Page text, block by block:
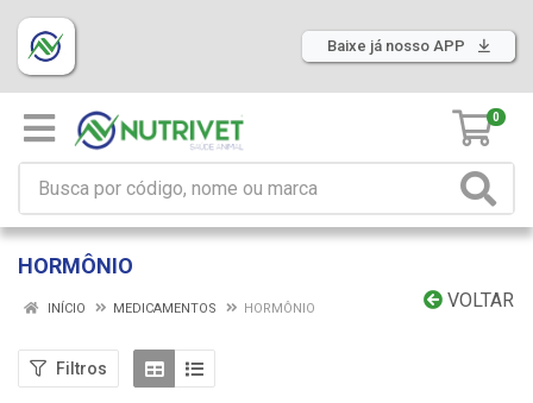
Baixe já nosso APP
0
HORMÔNIO
VOLTAR
INÍCIO MEDICAMENTOS HORMÔNIO
Filtros